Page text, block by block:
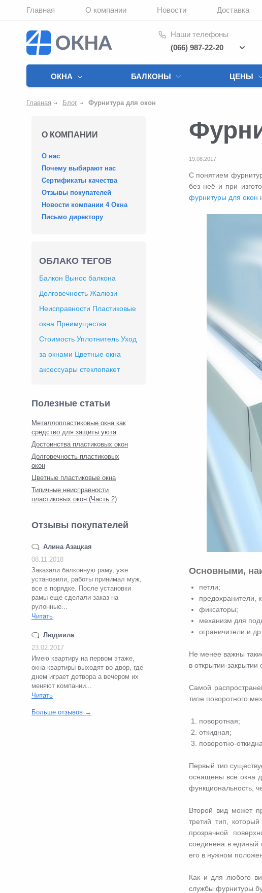
Главная О компании Новости Доставка
Наши телефоны
(066) 987-22-20
ОКНА БАЛКОНЫ ЦЕНЫ
Главная Блог Фурнитура для окон
О КОМПАНИИ
О нас
Почему выбирают нас
Сертификаты качества
Отзывы покупателей
Новости компании 4 Окна
Письмо директору
ОБЛАКО ТЕГОВ
Балкон Вынос балкона
Долговечность Жалюзи
Неисправности Пластиковые
окна Преимущества
Стоимость Уплотнитель Уход
за окнами Цветные окна
аксессуары стеклопакет
Полезные статьи
Металлопластиковые окна как
средство для защиты уюта
Достоинства пластиковых окон
Долговечность пластиковых
окон
Цветные пластиковые окна
Типичные неисправности
пластиковых окон (Часть 2)
Отзывы покупателей
Алина Азацкая
08.11.2018
Заказали балконную раму, уже
установили, работы принимал муж,
все в порядке. После установки
рамы еще сделали заказ на
рулонные...
Читать
Людмила
23.02.2017
Имею квартиру на первом этаже,
окна квартиры выходят во двор, где
днем играет детвора а вечером их
меняют компании...
Читать
Больше отзывов →
19.08.2017
С понятием
без неё и при
фурнитуры для окон
Основными,
петли;
предохранители,
фиксаторы;
механизм для
ограничители и др.
Не менее важны
в открытии-закрытии
Самой
типе поворотного
поворотная;
откидная;
поворотно-
Первый тип
оснащены все окна
функциональность,
Второй вид может
третий тип,
прозрачной
соединена в единый
его в нужном
Как и для любого
службы фурнитуры